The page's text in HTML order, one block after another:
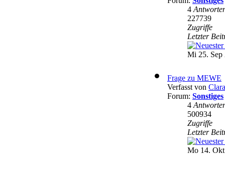
4
227739
Zugriffe
Letzter
Mi 25. Sep
Frage zu MEWE
Verfasst von Clara
Forum: Sonstiges
4
500934
Zugriffe
Letzter
Mo 14.